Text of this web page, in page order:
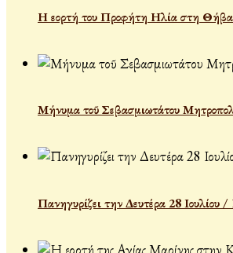
Η εορτή του Προφήτη Ηλία στη Θήβα
Μήνυμα τοῦ Σεβασμιωτάτου
Πανηγυρίζει την Δευτέρα 28